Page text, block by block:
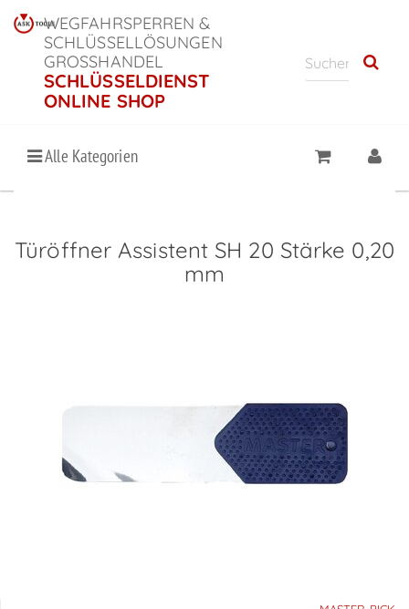
WEGFAHRSPERREN &
SCHLÜSSELLÖSUNGEN
GROSSHANDEL
SCHLÜSSELDIENST
ONLINE SHOP
Alle Kategorien
Türöffner Assistent SH 20 Stärke 0,20
mm